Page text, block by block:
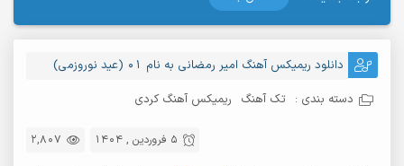
دانلود ریمیکس آهنگ امیر رمضانی به نام 01 (عید نوروزمی)
دسته بندی : تک آهنگ ریمیکس آهنگ کردی
2,807 5 فروردین , 1404